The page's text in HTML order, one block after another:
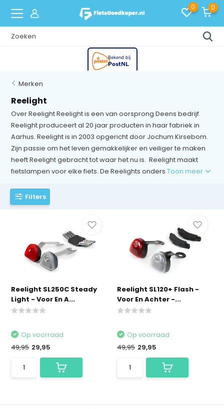
0 0
22:00besteld vandaag verstuurd
Merken
Reelight
Over Reelight Reelight is een van oorsprong Deens bedrijf.
Reelight produceert al 20 jaar producten in haar fabriek in
Aarhus. Reelight is in 2003 opgericht door Jochum Kirsebom.
Zijn passie om het leven gemakkelijker en veiliger te maken
heeft Reelight gebracht tot waar het nu is. Reelight maakt
fietslampen voor elke fiets. De Reelights ondersToon meer
Filters
Reelight SL250C Steady
Light - Voor En A...
Op voorraad
49,95 29,95
Reelight SL120+ Flash -
Voor En Achter -...
Op voorraad
49,95 29,95